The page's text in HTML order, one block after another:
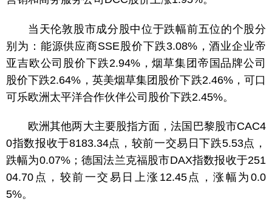
当天伦敦股市成分股中位于跌幅前五位的个股分
别为：能源供应商SSE股价下跌3.08%，酒业企业帝
亚吉欧公司股价下跌2.94%，烟草集团帝国品牌公司
股价下跌2.64%，英美烟草集团股价下跌2.46%，可口
可乐欧洲太平洋合作伙伴公司股价下跌2.45%。
欧洲其他两大主要股指方面，法国巴黎股市CAC4
0指数报收于8183.34点，较前一交易日下跌5.53点，
跌幅为0.07%；德国法兰克福股市DAX指数报收于251
04.70点，较前一交易日上涨12.45点，涨幅为0.0
5%。